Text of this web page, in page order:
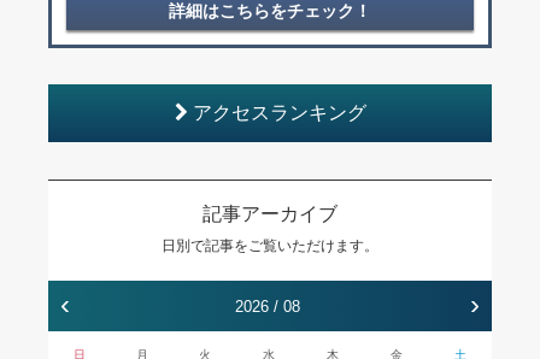
詳細はこちらをチェック！
アクセスランキング
記事アーカイブ
日別で記事をご覧いただけます。
‹ 2026 / 08 ›
日 月 火 水 木 金 土